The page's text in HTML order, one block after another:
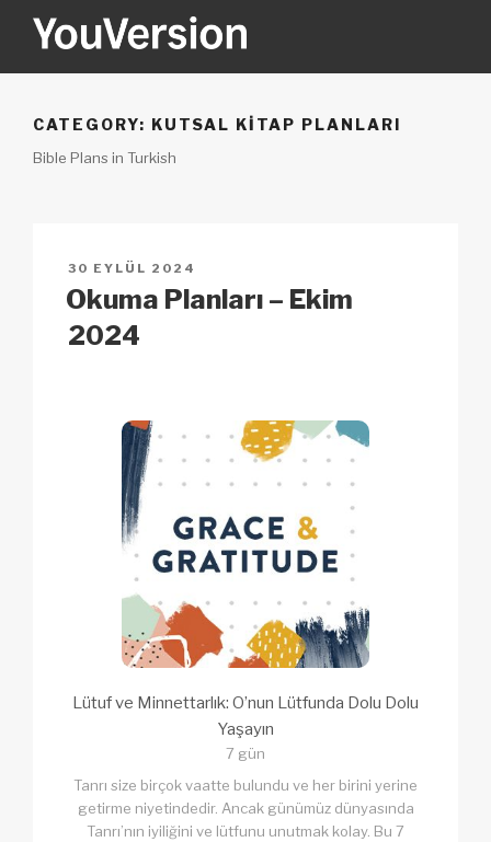
YOUVERSION
CATEGORY: KUTSAL KITAP PLANLARI
Bible Plans in Turkish
YAYIM
TARIHI
30 EYLÜL 2024
Okuma Planları – Ekim
2024
Lütuf ve Minnettarlık: O’nun Lütfunda Dolu Dolu
Yaşayın
7 gün
Tanrı size birçok vaatte bulundu ve her birini yerine
getirme niyetindedir. Ancak günümüz dünyasında
Tanrı’nın iyiliğini ve lütfunu unutmak kolay. Bu 7